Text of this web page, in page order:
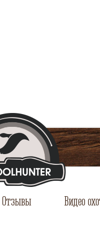
Отзывы Видео